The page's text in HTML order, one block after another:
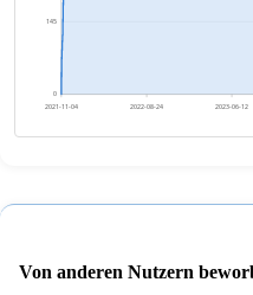
0
145
2021-11-04 2022-08-24 2023-06-12
Von anderen Nutzern